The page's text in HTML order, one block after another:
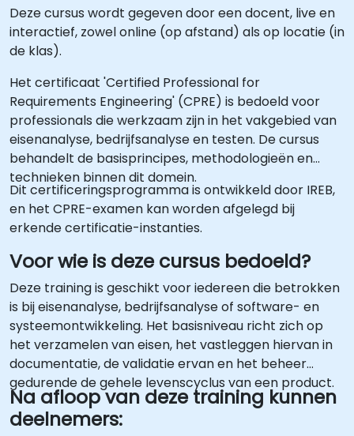
Deze cursus wordt gegeven door een docent, live en
interactief, zowel online (op afstand) als op locatie (in
de klas).
Het certificaat 'Certified Professional for
Requirements Engineering' (CPRE) is bedoeld voor
professionals die werkzaam zijn in het vakgebied van
eisenanalyse, bedrijfsanalyse en testen. De cursus
behandelt de basisprincipes, methodologieën en
technieken binnen dit domein.
Dit certificeringsprogramma is ontwikkeld door IREB,
en het CPRE-examen kan worden afgelegd bij
erkende certificatie-instanties.
Voor wie is deze cursus bedoeld?
Deze training is geschikt voor iedereen die betrokken
is bij eisenanalyse, bedrijfsanalyse of software- en
systeemontwikkeling. Het basisniveau richt zich op
het verzamelen van eisen, het vastleggen hiervan in
documentatie, de validatie ervan en het beheer
gedurende de gehele levenscyclus van een product.
Na afloop van deze training kunnen
deelnemers: